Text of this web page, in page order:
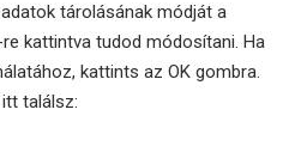
tárolásának módját a
kattintva tudod módosítani. Ha
kattints az OK gombra.
találsz: